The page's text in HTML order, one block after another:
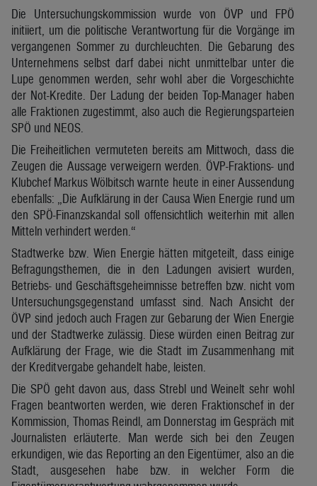
Die Untersuchungskommission wurde von ÖVP und FPÖ
initiiert, um die politische Verantwortung für die Vorgänge im
vergangenen Sommer zu durchleuchten. Die Gebarung des
Unternehmens selbst darf dabei nicht unmittelbar unter die
Lupe genommen werden, sehr wohl aber die Vorgeschichte
der Not-Kredite. Der Ladung der beiden Top-Manager haben
alle Fraktionen zugestimmt, also auch die Regierungsparteien
SPÖ und NEOS.
Die Freiheitlichen vermuteten bereits am Mittwoch, dass die
Zeugen die Aussage verweigern werden. ÖVP-Fraktions- und
Klubchef Markus Wölbitsch warnte heute in einer Aussendung
ebenfalls: „Die Aufklärung in der Causa Wien Energie rund um
den SPÖ-Finanzskandal soll offensichtlich weiterhin mit allen
Mitteln verhindert werden.“
Stadtwerke bzw. Wien Energie hätten mitgeteilt, dass einige
Befragungsthemen, die in den Ladungen avisiert wurden,
Betriebs- und Geschäftsgeheimnisse betreffen bzw. nicht vom
Untersuchungsgegenstand umfasst sind. Nach Ansicht der
ÖVP sind jedoch auch Fragen zur Gebarung der Wien Energie
und der Stadtwerke zulässig. Diese würden einen Beitrag zur
Aufklärung der Frage, wie die Stadt im Zusammenhang mit
der Kreditvergabe gehandelt habe, leisten.
Die SPÖ geht davon aus, dass Strebl und Weinelt sehr wohl
Fragen beantworten werden, wie deren Fraktionschef in der
Kommission, Thomas Reindl, am Donnerstag im Gespräch mit
Journalisten erläuterte. Man werde sich bei den Zeugen
erkundigen, wie das Reporting an den Eigentümer, also an die
Stadt, ausgesehen habe bzw. in welcher Form die